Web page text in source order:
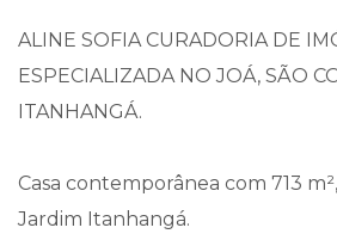
ALINE SOFIA CURADORIA DE
ESPECIALIZADA NO JOÁ, SÃO
ITANHANGÁ.
Casa contemporânea com 713
Jardim Itanhangá.